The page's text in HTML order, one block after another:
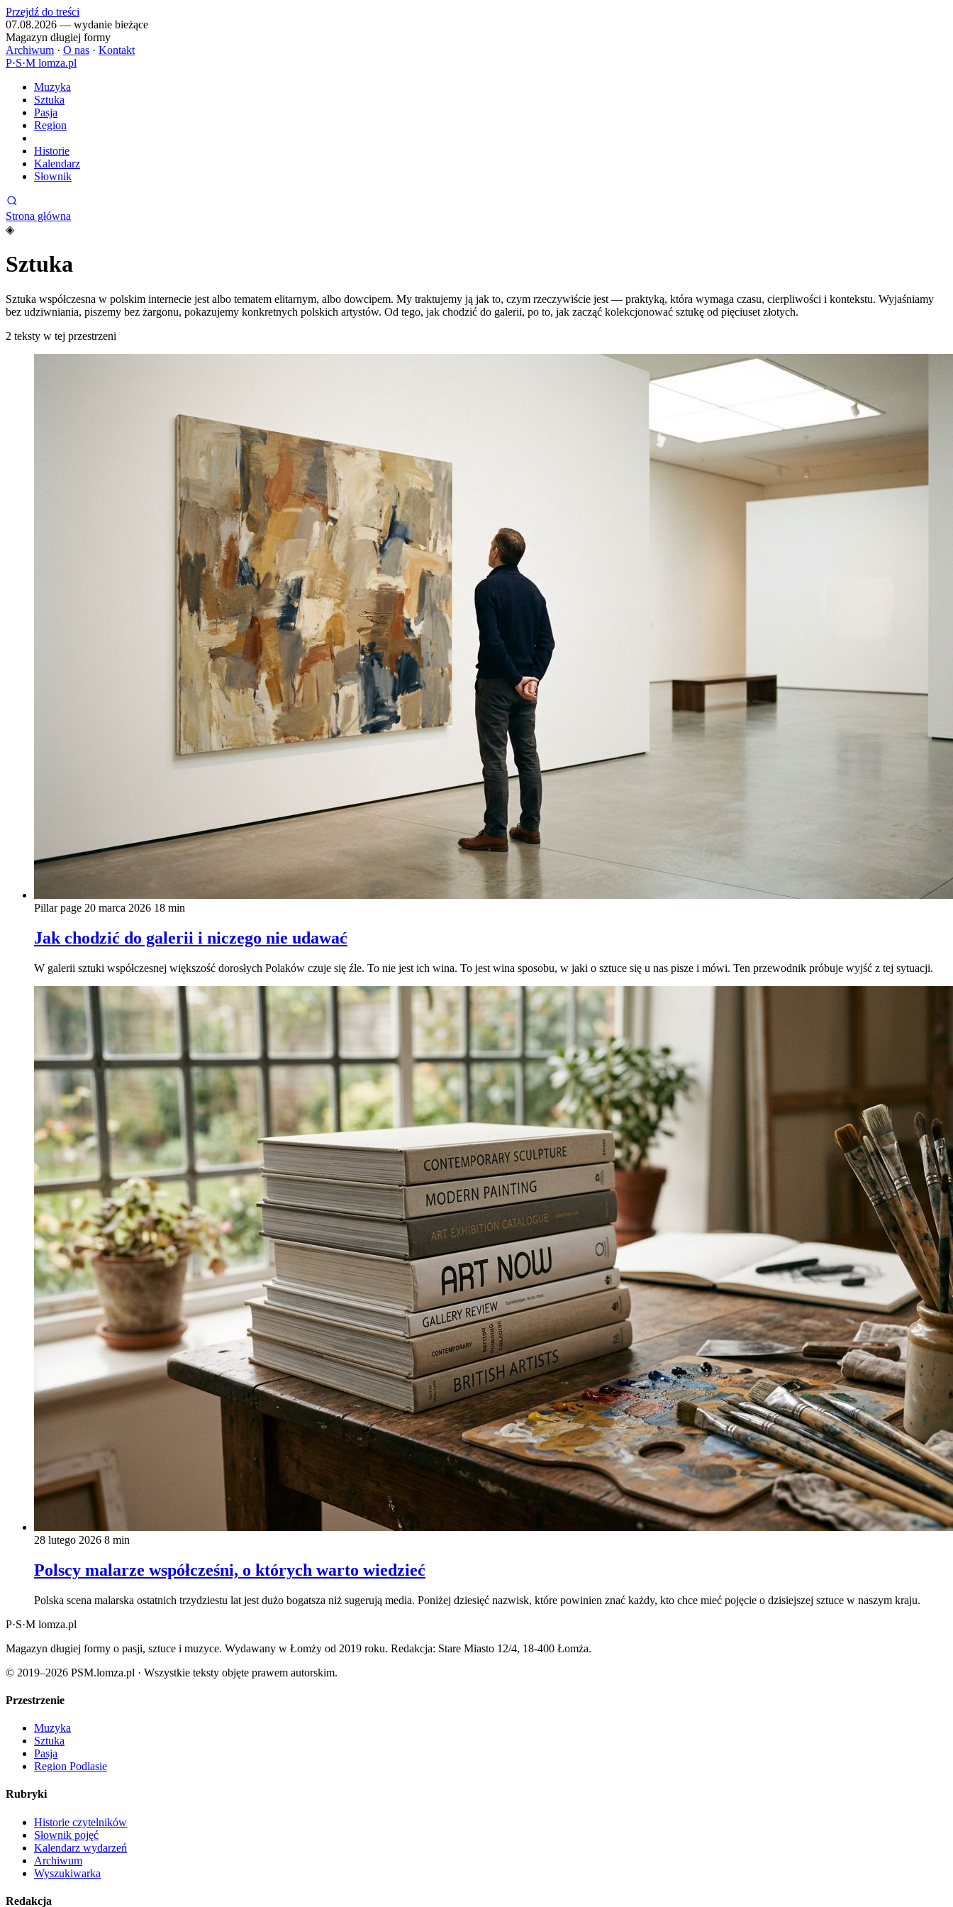
Przejdź do treści
07.08.2026 — wydanie bieżące
Magazyn długiej formy
Archiwum · O nas · Kontakt
P·S·M lomza.pl
Muzyka
Sztuka
Pasja
Region
Historie
Kalendarz
Słownik
Strona główna
◈
Sztuka
Sztuka współczesna w polskim internecie jest albo tematem elitarnym, albo dowcipem. My traktujemy ją jak to, czym rzeczywiście jest — praktyką, która wymaga czasu, cierpliwości i kontekstu. Wyjaśniamy
bez udziwniania, piszemy bez żargonu, pokazujemy konkretnych polskich artystów. Od tego, jak chodzić do galerii, po to, jak zacząć kolekcjonować sztukę od pięciuset złotych.
2 teksty w tej przestrzeni
Pillar page 20 marca 2026 18 min
Jak chodzić do galerii i niczego nie udawać
W galerii sztuki współczesnej większość dorosłych Polaków czuje się źle. To nie jest ich wina. To jest wina sposobu, w jaki o sztuce się u nas pisze i mówi. Ten przewodnik próbuje wyjść z tej sytuacji.
28 lutego 2026 8 min
Polscy malarze współcześni, o których warto wiedzieć
Polska scena malarska ostatnich trzydziestu lat jest dużo bogatsza niż sugerują media. Poniżej dziesięć nazwisk, które powinien znać każdy, kto chce mieć pojęcie o dzisiejszej sztuce w naszym kraju.
P·S·M lomza.pl
Magazyn długiej formy o pasji, sztuce i muzyce. Wydawany w Łomży od 2019 roku. Redakcja: Stare Miasto 12/4, 18-400 Łomża.
© 2019–2026 PSM.lomza.pl · Wszystkie teksty objęte prawem autorskim.
Przestrzenie
Muzyka
Sztuka
Pasja
Region Podlasie
Rubryki
Historie czytelników
Słownik pojęć
Kalendarz wydarzeń
Archiwum
Wyszukiwarka
Redakcja